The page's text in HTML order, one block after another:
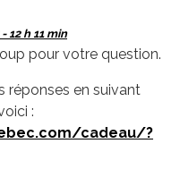
12 h 11 min
pour votre question.
réponses en suivant
:
cadeau/?